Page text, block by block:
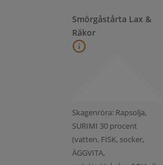
Smörgåstårta Lax &
Räkor
Skagenröra: Rapsolja,
SURIMI 30 procent
(vatten, FISK, socker,
ÄGGVITA,